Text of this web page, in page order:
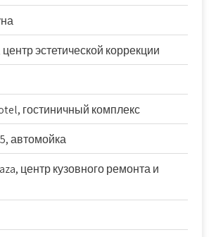
центр эстетической коррекции
гостиничный комплекс
автомойка
центр кузовного ремонта и